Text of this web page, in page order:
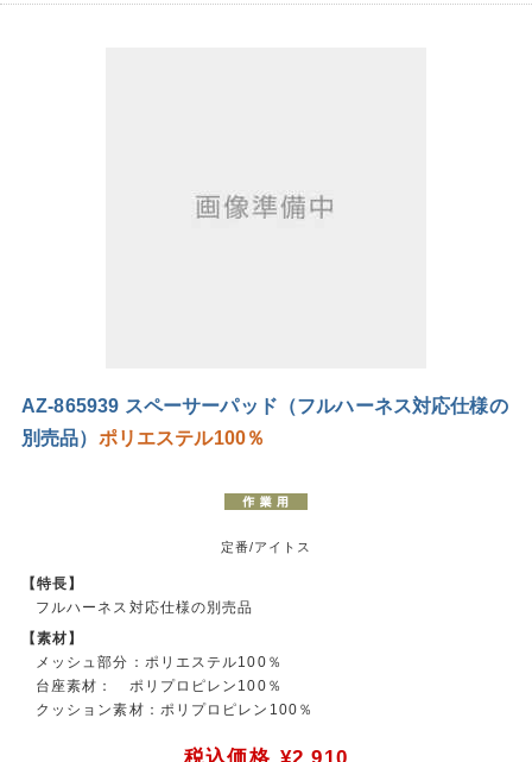
AZ-865939 スペーサーパッド（フルハーネス対応仕様の
別売品） ポリエステル100％
定番/アイトス
【特長】
フルハーネス対応仕様の別売品
【素材】
メッシュ部分：ポリエステル100％
台座素材： ポリプロピレン100％
クッション素材：ポリプロピレン100％